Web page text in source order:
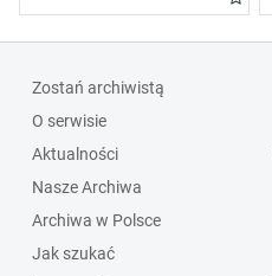
Zostań archiwistą
O serwisie
Aktualności
Nasze Archiwa
Archiwa w Polsce
Jak szukać